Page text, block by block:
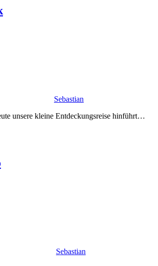
Sebastian
unsere kleine Entdeckungsreise hinführt…
Sebastian